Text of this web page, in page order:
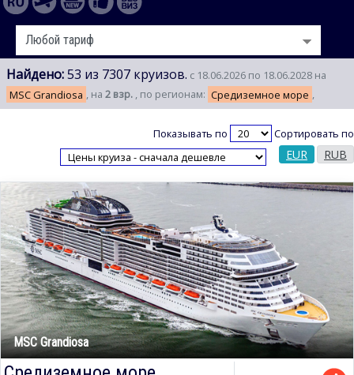
Найдено:53 из 7307 круизов. с 18.06.2026 по 18.06.2028 на
MSC Grandiosa , на 2 взр. , по регионам: Средиземное море ,
Показывать по Сортировать по
EUR RUB
MSC Grandiosa